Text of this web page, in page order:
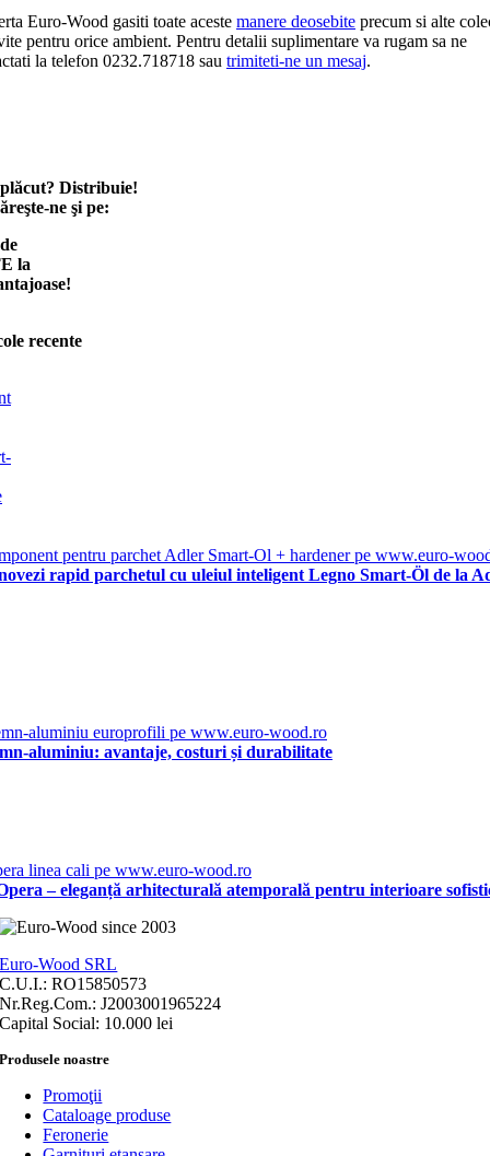
Euro-Wood gasiti toate aceste manere deosebite precum si alte
pentru orice ambient. Pentru detalii suplimentare va rugam sa ne
la telefon 0232.718718 sau trimiteti-ne un mesaj.
Distribuie!
ne şi pe:
la
recente
rapid parchetul cu uleiul inteligent Legno Smart-Öl de la
aluminiu: avantaje, costuri și durabilitate
– eleganță arhitecturală atemporală pentru interioare
Euro-Wood SRL
C.U.I.: RO15850573
Nr.Reg.Com.: J2003001965224
Capital Social: 10.000 lei
Produsele noastre
Promoţii
Cataloage produse
Feronerie